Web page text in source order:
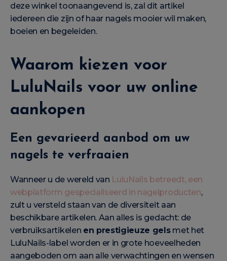
deze winkel toonaangevend is, zal dit artikel
iedereen die zijn of haar nagels mooier wil maken,
boeien en begeleiden.
Waarom kiezen voor
LuluNails voor uw online
aankopen
Een gevarieerd aanbod om uw
nagels te verfraaien
Wanneer u de wereld van LuluNails betreedt, een
webplatform gespecialiseerd in nagelproducten,
zult u versteld staan van de diversiteit aan
beschikbare artikelen. Aan alles is gedacht: de
verbruiksartikelen en prestigieuze gelsmet het
LuluNails-label worden er in grote hoeveelheden
aangeboden om aan alle verwachtingen en wensen